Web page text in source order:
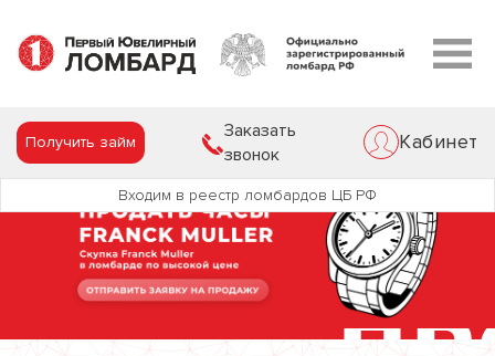
Кабинет
Заказать
звонок
Получить займ
Входим в реестр ломбардов ЦБ РФ